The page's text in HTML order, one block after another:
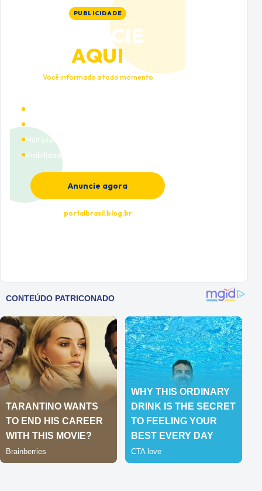
PUBLICIDADE
ANUNCIE
AQUI
Você informado a todo momento
Cobertura nacional
Múltiplas categorias
Visibilidade premium
Anuncie agora
portalbrasil.blog.br